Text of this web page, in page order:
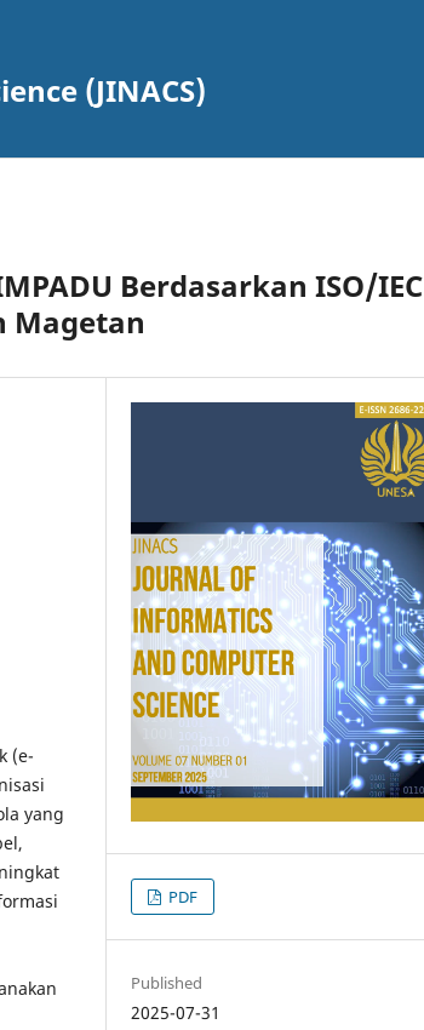
(JINACS)
Berdasarkan ISO/IEC
Magetan
(e-
yang
PDF
Published
2025-07-31